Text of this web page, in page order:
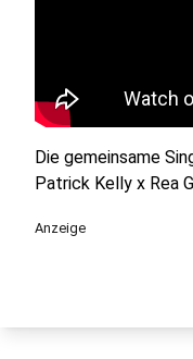
Die gemeinsame
Patrick Kelly x Rea
Anzeige